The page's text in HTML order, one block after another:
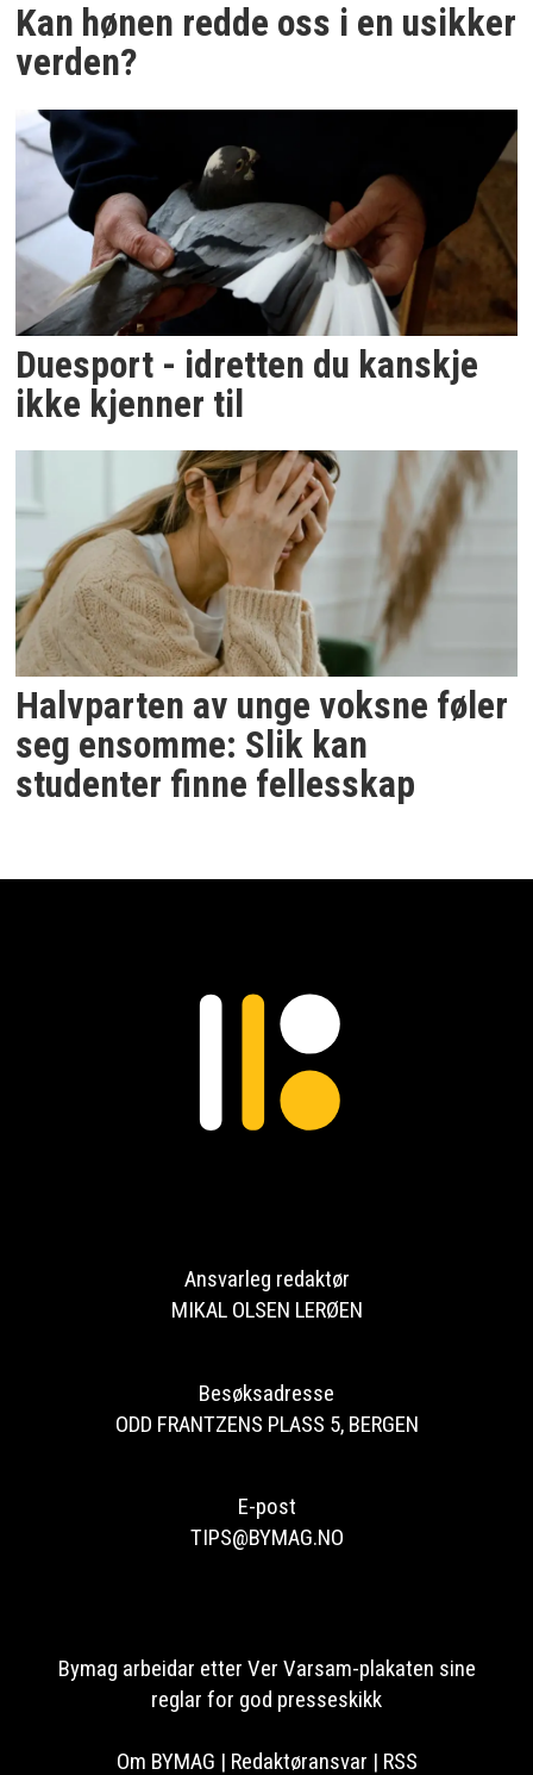
Kan hønen redde oss i en usikker
verden?
Duesport - idretten du kanskje
ikke kjenner til
Halvparten av unge voksne føler
seg ensomme: Slik kan
studenter finne fellesskap
Ansvarleg redaktør
MIKAL OLSEN LERØEN
Besøksadresse
ODD FRANTZENS PLASS 5, BERGEN
E-post
TIPS@BYMAG.NO
Bymag arbeidar etter Ver Varsam-plakaten sine
reglar for god presseskikk
Om BYMAG | Redaktøransvar | RSS